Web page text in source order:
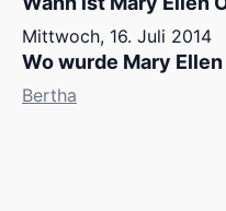
Mittwoch, 16. Juli 2014
Wo wurde Mary
Bertha